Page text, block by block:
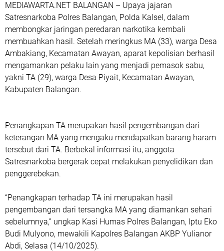
MEDIAWARTA.NET BALANGAN – Upaya jajaran
Satresnarkoba Polres Balangan, Polda Kalsel, dalam
membongkar jaringan peredaran narkotika kembali
membuahkan hasil. Setelah meringkus MA (33), warga Desa
Ambakiang, Kecamatan Awayan, aparat kepolisian berhasil
mengamankan pelaku lain yang menjadi pemasok sabu,
yakni TA (29), warga Desa Piyait, Kecamatan Awayan,
Kabupaten Balangan.
Penangkapan TA merupakan hasil pengembangan dari
keterangan MA yang mengaku mendapatkan barang haram
tersebut dari TA. Berbekal informasi itu, anggota
Satresnarkoba bergerak cepat melakukan penyelidikan dan
penggerebekan.
“Penangkapan terhadap TA ini merupakan hasil
pengembangan dari tersangka MA yang diamankan sehari
sebelumnya,” ungkap Kasi Humas Polres Balangan, Iptu Eko
Budi Mulyono, mewakili Kapolres Balangan AKBP Yulianor
Abdi, Selasa (14/10/2025).